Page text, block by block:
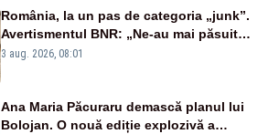
România, la un pas de categoria „junk”.
Avertismentul BNR: „Ne-au mai păsuit
pentru câteva luni”
3 aug. 2026, 08:01
Ana Maria Păcuraru demască planul lui
Bolojan. O nouă ediție explozivă a